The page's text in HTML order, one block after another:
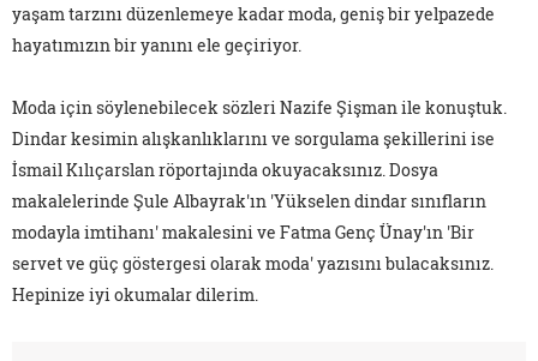
yaşam tarzını düzenlemeye kadar moda, geniş bir yelpazede
hayatımızın bir yanını ele geçiriyor.
Moda için söylenebilecek sözleri Nazife Şişman ile konuştuk.
Dindar kesimin alışkanlıklarını ve sorgulama şekillerini ise
İsmail Kılıçarslan röportajında okuyacaksınız. Dosya
makalelerinde Şule Albayrak'ın 'Yükselen dindar sınıfların
modayla imtihanı' makalesini ve Fatma Genç Ünay'ın 'Bir
servet ve güç göstergesi olarak moda' yazısını bulacaksınız.
Hepinize iyi okumalar dilerim.